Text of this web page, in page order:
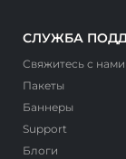
СЛУЖБА
Свяжитесь с нами
Пакеты
Баннеры
Support
Блоги